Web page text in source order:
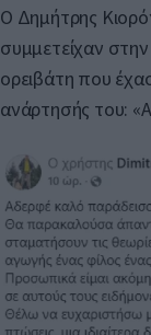
Ο Δημήτρης
συμμετείχαν
ορειβάτη που
ανάρτησής του: